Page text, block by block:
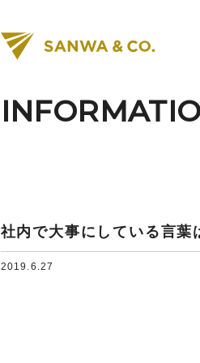
社内で大事にしている言葉
2019.6.27